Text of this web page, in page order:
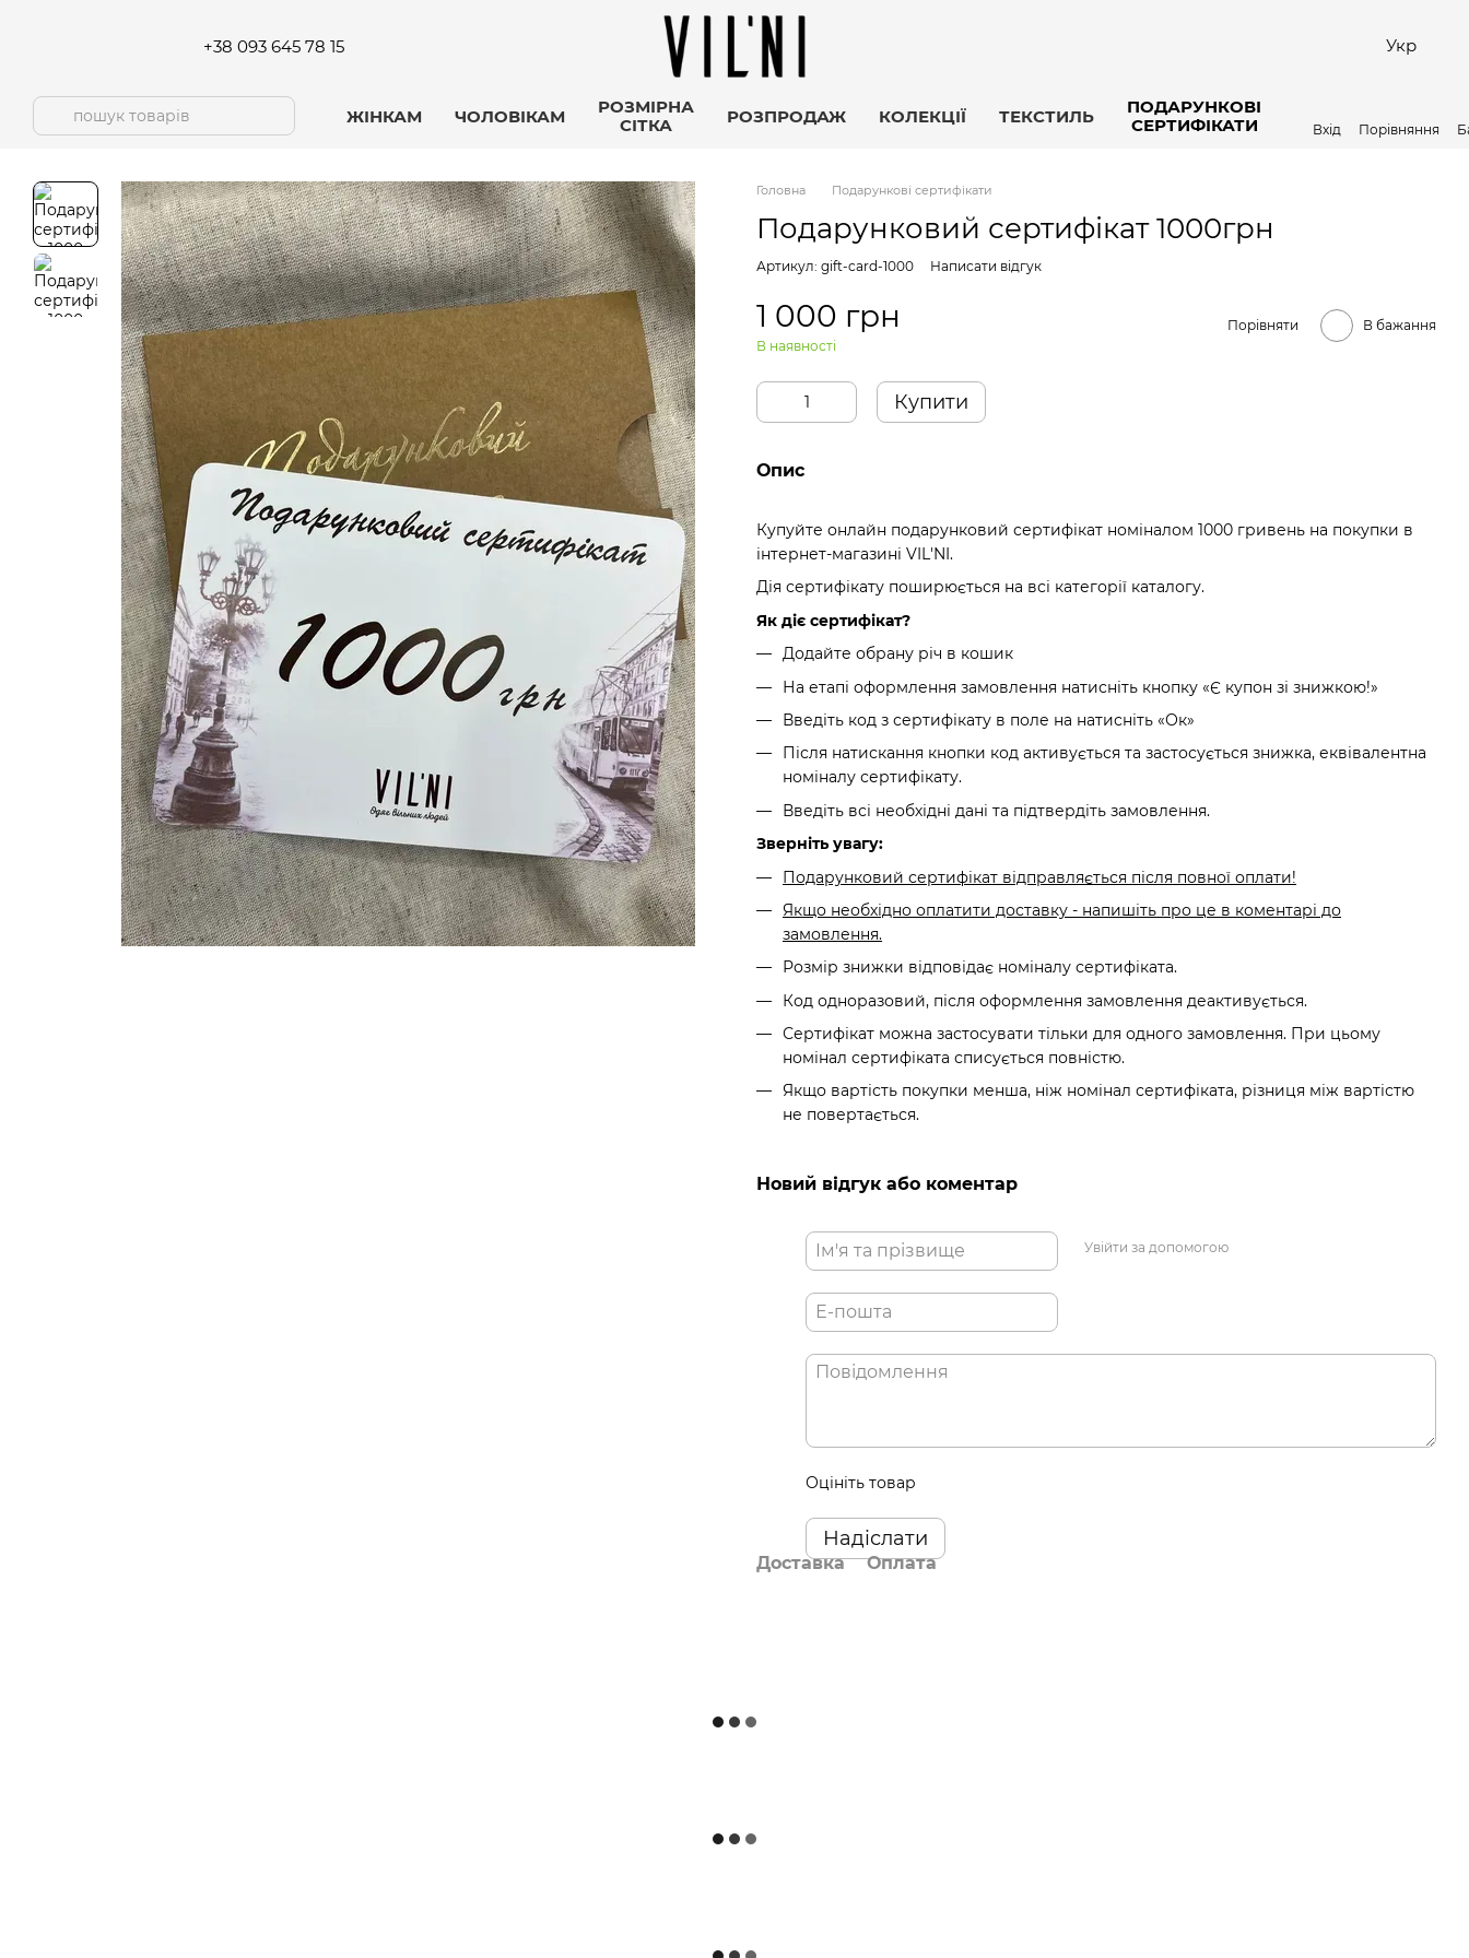
+38 093 645 78 15 Укр
ЖІНКАМ ЧОЛОВІКАМ
РОЗМІРНА
СІТКА
РОЗПРОДАЖ КОЛЕКЦІЇ ТЕКСТИЛЬ
ПОДАРУНКОВІ
СЕРТИФІКАТИ
Вхід Порівняння
Головна Подарункові сертифікати
Подарунковий сертифікат 1000грн
Артикул: gift-card-1000 Написати відгук
1 000 грн
В наявності
Порівняти В бажання
Купити
Опис
Купуйте онлайн подарунковий сертифікат номіналом 1000 гривень на покупки в
інтернет-магазині VIL'NI.
Дія сертифікату поширюється на всі категорії каталогу.
Як діє сертифікат?
Додайте обрану річ в кошик
На етапі оформлення замовлення натисніть кнопку «Є купон зі знижкою!»
Введіть код з сертифікату в поле на натисніть «Ок»
Після натискання кнопки код активується та застосується знижка, еквівалентна
номіналу сертифікату.
Введіть всі необхідні дані та підтвердіть замовлення.
Зверніть увагу:
Подарунковий сертифікат відправляється після повної оплати!
Якщо необхідно оплатити доставку - напишіть про це в коментарі до
замовлення.
Розмір знижки відповідає номіналу сертифіката.
Код одноразовий, після оформлення замовлення деактивується.
Сертифікат можна застосувати тільки для одного замовлення. При цьому
номінал сертифіката списується повністю.
Якщо вартість покупки менша, ніж номінал сертифіката, різниця між вартістю
не повертається.
Новий відгук або коментар
Увійти за допомогою
Оцініть товар
Надіслати
Доставка Оплата